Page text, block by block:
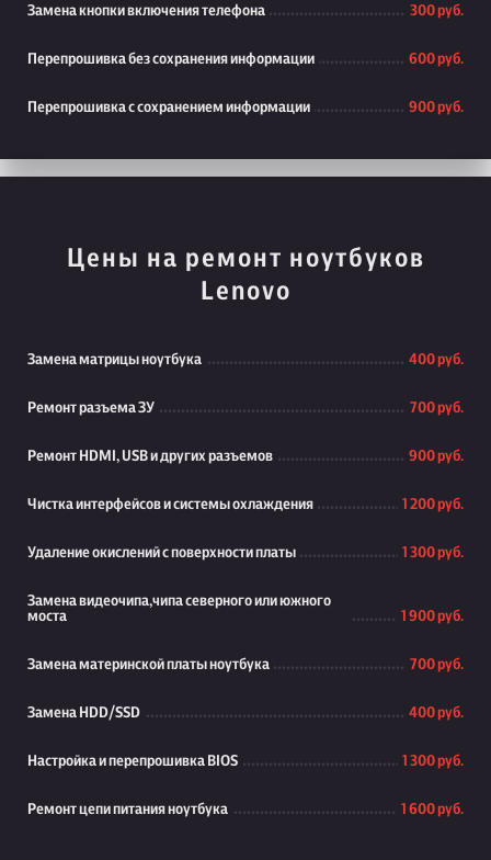
Замена кнопки включения телефона 300 руб.
Перепрошивка без сохранения информации 600 руб.
Перепрошивка с сохранением информации 900 руб.
Цены на ремонт ноутбуков
Lenovo
Замена матрицы ноутбука 400 руб.
Ремонт разъема ЗУ 700 руб.
Ремонт HDMI, USB и других разъемов 900 руб.
Чистка интерфейсов и системы охлаждения 1 200 руб.
Удаление окислений с поверхности платы 1 300 руб.
Замена видеочипа,чипа северного или южного
моста
1 900 руб.
Замена материнской платы ноутбука 700 руб.
Замена HDD/SSD 400 руб.
Настройка и перепрошивка BIOS 1 300 руб.
Ремонт цепи питания ноутбука 1 600 руб.